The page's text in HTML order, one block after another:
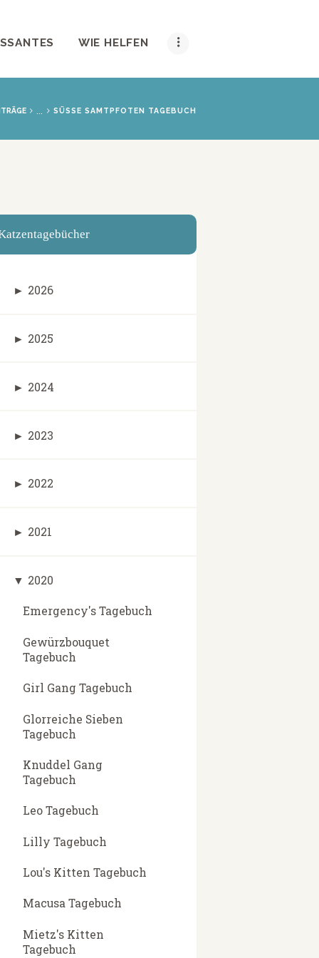
WIE HELFEN
... SÜSSE SAMTPFOTEN TAGEBUCH
► 2026
► 2025
► 2024
► 2023
► 2022
► 2021
▼ 2020
Emergency's Tagebuch
Gewürzbouquet
Tagebuch
Girl Gang Tagebuch
Glorreiche Sieben
Tagebuch
Knuddel Gang
Tagebuch
Leo Tagebuch
Lilly Tagebuch
Lou's Kitten Tagebuch
Macusa Tagebuch
Mietz's Kitten
Tagebuch